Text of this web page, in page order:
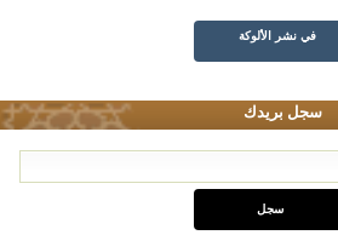
في نشر الألوكة
سجل بريدك